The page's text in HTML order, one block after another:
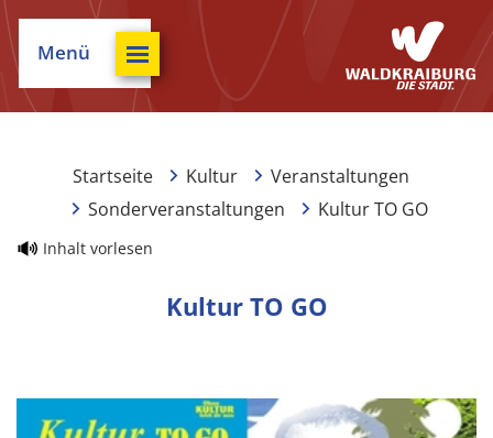
Menü
Startseite Kultur
Veranstaltungen
Sonderveranstaltungen
Kultur TO GO
Inhalt vorlesen
Kultur TO GO